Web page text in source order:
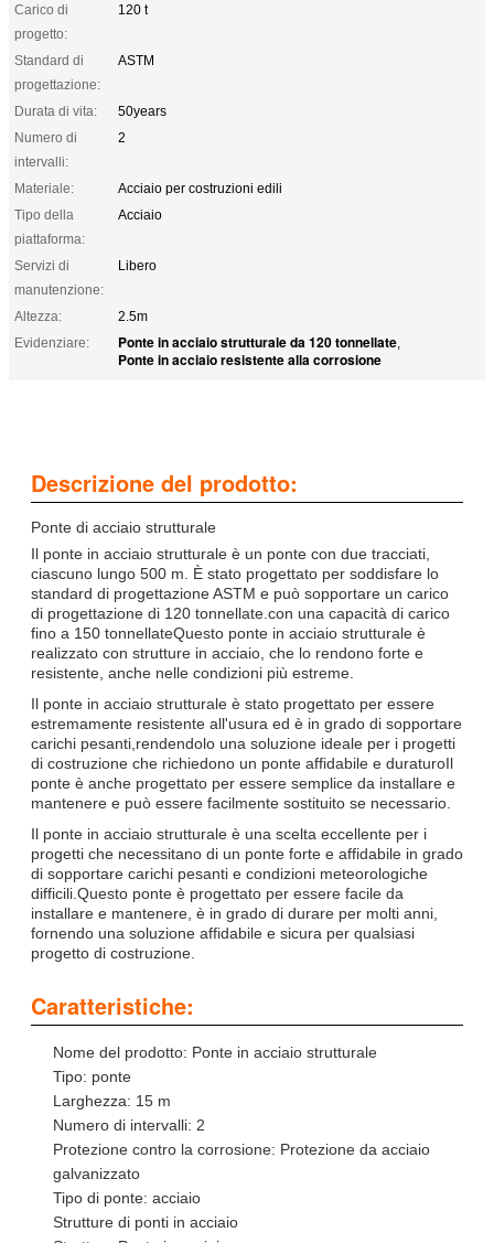
Carico di
progetto:
120 t
Standard di
progettazione:
ASTM
Durata di vita:
50years
Numero di
intervalli:
2
Materiale:
Acciaio per costruzioni edili
Tipo della
piattaforma:
Acciaio
Servizi di
manutenzione:
Libero
Altezza:
2.5m
Evidenziare:
Ponte in acciaio strutturale da 120 tonnellate,
Ponte in acciaio resistente alla corrosione
Descrizione del prodotto:
Ponte di acciaio strutturale
Il ponte in acciaio strutturale è un ponte con due tracciati,
ciascuno lungo 500 m. È stato progettato per soddisfare lo
standard di progettazione ASTM e può sopportare un carico
di progettazione di 120 tonnellate.con una capacità di carico
fino a 150 tonnellateQuesto ponte in acciaio strutturale è
realizzato con strutture in acciaio, che lo rendono forte e
resistente, anche nelle condizioni più estreme.
Il ponte in acciaio strutturale è stato progettato per essere
estremamente resistente all'usura ed è in grado di sopportare
carichi pesanti,rendendolo una soluzione ideale per i progetti
di costruzione che richiedono un ponte affidabile e duraturoIl
ponte è anche progettato per essere semplice da installare e
mantenere e può essere facilmente sostituito se necessario.
Il ponte in acciaio strutturale è una scelta eccellente per i
progetti che necessitano di un ponte forte e affidabile in grado
di sopportare carichi pesanti e condizioni meteorologiche
difficili.Questo ponte è progettato per essere facile da
installare e mantenere, è in grado di durare per molti anni,
fornendo una soluzione affidabile e sicura per qualsiasi
progetto di costruzione.
Caratteristiche:
Nome del prodotto: Ponte in acciaio strutturale
Tipo: ponte
Larghezza: 15 m
Numero di intervalli: 2
Protezione contro la corrosione: Protezione da acciaio
galvanizzato
Tipo di ponte: acciaio
Strutture di ponti in acciaio